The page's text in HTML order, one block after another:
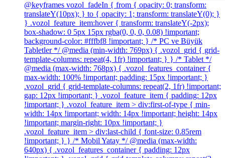
@keyframes vozol_fadeIn { from { opacity: 0; transform:
translateY(10px); } to { opacity: 1; transform: translateY(0); }
} .vozol_feature_item:hover { transform: translateY(-2px);
box-shadow: 0 5px 15px rgba(0, 0, 0, 0.08) !important;
background-color: #fffbf8 !important; } /* PC ve Büyük
Tabletler */ @media (min-width: 769px) { .vozol_grid { grid-
template-columns: repeat(4, 1fr) !important; } } /* Tablet */
@media (max-width: 768px) { .vozol_features_container {
max-width: 100% !important; padding: 15px !important; }
.vozol_grid { grid-template-columns: repeat(2, 1fr) !important;
gap: 12px !important; } .vozol_feature_item { padding: 12px
!important; } .vozol_feature_item > div:first-of-type { min-
width: 14px !important; width: 14px !important; height: 14px
!important; margin-right: 10px !important; }
.vozol_feature_item > div:last-child { font-size: 0.85rem
!important; } } /* Mobil Yatay */ @media (max-width:
640px) { .vozol_features_container { padding: 12px